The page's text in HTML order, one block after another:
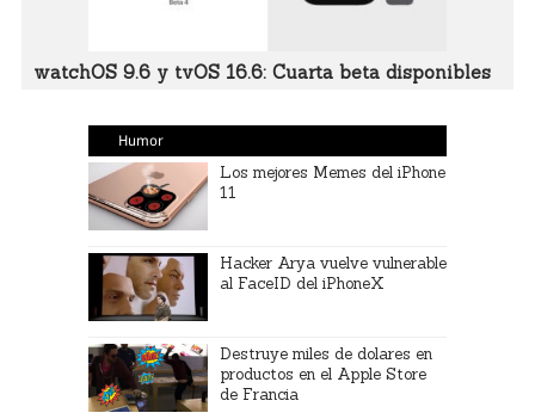
watchOS 9.6 y tvOS 16.6: Cuarta beta disponibles
Humor
Los mejores Memes del iPhone
11
Hacker Arya vuelve vulnerable
al FaceID del iPhoneX
Destruye miles de dolares en
productos en el Apple Store
de Francia